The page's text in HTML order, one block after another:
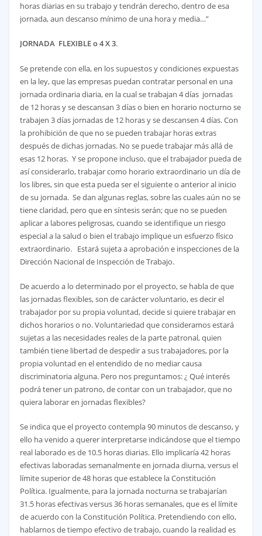
horas diarias en su trabajo y tendrán derecho, dentro de esa
jornada, aun descanso mínimo de una hora y media…”
JORNADA FLEXIBLE o 4 X 3.
Se pretende con ella, en los supuestos y condiciones expuestas
en la ley, que las empresas puedan contratar personal en una
jornada ordinaria diaria, en la cual se trabajan 4 días jornadas
de 12 horas y se descansan 3 días o bien en horario nocturno se
trabajen 3 días jornadas de 12 horas y se descansen 4 días. Con
la prohibición de que no se pueden trabajar horas extras
después de dichas jornadas. No se puede trabajar más allá de
esas 12 horas. Y se propone incluso, que el trabajador pueda de
así considerarlo, trabajar como horario extraordinario un día de
los libres, sin que esta pueda ser el siguiente o anterior al inicio
de su jornada. Se dan algunas reglas, sobre las cuales aún no se
tiene claridad, pero que en síntesis serán; que no se pueden
aplicar a labores peligrosas, cuando se identifique un riesgo
especial a la salud o bien el trabajo implique un esfuerzo físico
extraordinario. Estará sujeta a aprobación e inspecciones de la
Dirección Nacional de Inspección de Trabajo.
De acuerdo a lo determinado por el proyecto, se habla de que
las jornadas flexibles, son de carácter voluntario, es decir el
trabajador por su propia voluntad, decide si quiere trabajar en
dichos horarios o no. Voluntariedad que consideramos estará
sujetas a las necesidades reales de la parte patronal, quien
también tiene libertad de despedir a sus trabajadores, por la
propia voluntad en el entendido de no mediar causa
discriminatoria alguna. Pero nos preguntamos: ¿ Qué interés
podrá tener un patrono, de contar con un trabajador, que no
quiera laborar en jornadas flexibles?
Se indica que el proyecto contempla 90 minutos de descanso, y
ello ha venido a querer interpretarse indicándose que el tiempo
real laborado es de 10.5 horas diarias. Ello implicaría 42 horas
efectivas laboradas semanalmente en jornada diurna, versus el
límite superior de 48 horas que establece la Constitución
Política. Igualmente, para la jornada nocturna se trabajarían
31.5 horas efectivas versus 36 horas semanales, que es el límite
de acuerdo con la Constitución Política. Pretendiendo con ello,
hablarnos de tiempo efectivo de trabajo, cuando la realidad es